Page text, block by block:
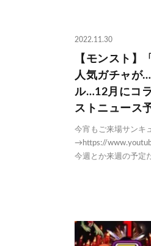
2022.11.30
【モンスト】
人気ガチャが
ル…12月にコ
ストニュース
今宵もご来場サン
→https://
今週とか来週の予